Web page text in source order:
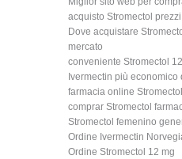
acquisto Stromectol prezzi
Dove acquistare
mercato
conveniente Stromectol
Ivermectin più economico
farmacia online
comprar Stromectol
Stromectol femenino
Ordine Ivermectin
Ordine Stromectol 12 mg